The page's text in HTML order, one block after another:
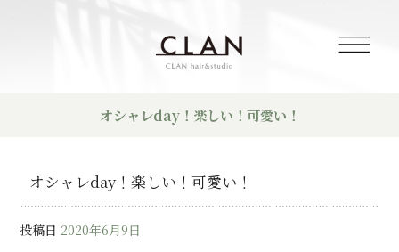
オシャレday！楽しい！可愛い！
オシャレday！楽しい！可愛い！
投稿日 2020年6月9日